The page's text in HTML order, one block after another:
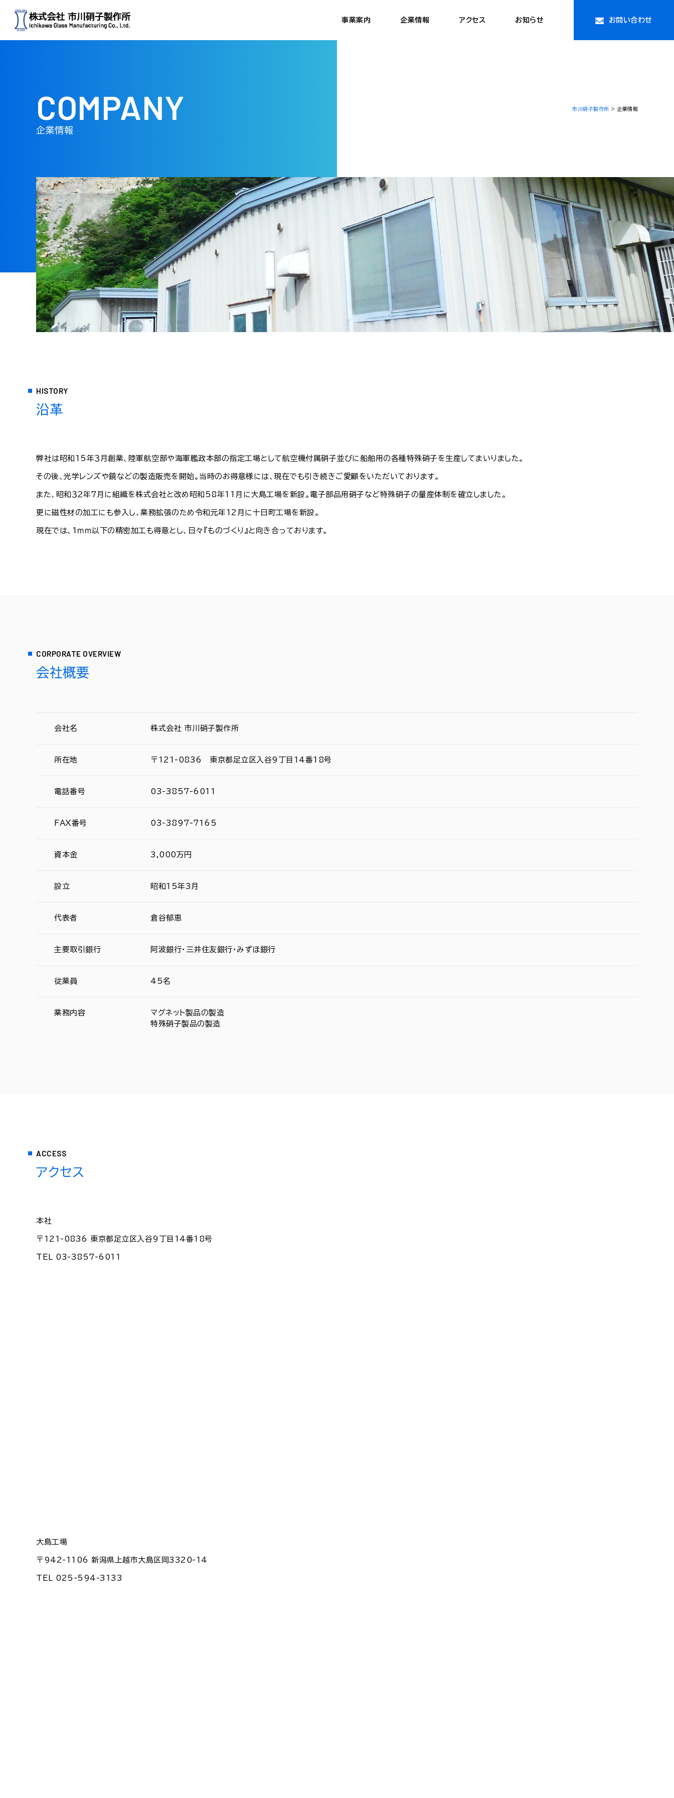
事業案内 企業情報 アクセス お知らせ お問い合わせ
COMPANY
企業情報
市川硝子製作所 > 企業情報
HISTORY
沿革
弊社は昭和15年３月創業、陸軍航空部や海軍艦政本部の指定工場として航空機付属硝子並びに船舶用の各種特殊硝子を生産してまいりました。
その後、光学レンズや鏡などの製造販売を開始。当時のお得意様には、現在でも引き続きご愛顧をいただいております。
また、昭和３２年7月に組織を株式会社と改め昭和58年11月に大島工場を新設。電子部品用硝子など特殊硝子の量産体制を確立しました。
更に磁性材の加工にも参入し、業務拡張のため令和元年12月に十日町工場を新設。
現在では、1ｍｍ以下の精密加工も得意とし、日々『ものづくり』と向き合っております。
CORPORATE OVERVIEW
会社概要
会社名 株式会社 市川硝子製作所
所在地 〒121-0836 東京都足立区入谷9丁目14番18号
電話番号 03-3857-6011
FAX番号 03-3897-7165
資本金 3,000万円
設立 昭和15年3月
代表者 倉谷郁恵
主要取引銀行 阿波銀行・三井住友銀行・みずほ銀行
従業員 45名
業務内容
マグネット製品の製造
特殊硝子製品の製造
ACCESS
アクセス
本社
〒121-0836 東京都足立区入谷9丁目14番18号
TEL 03-3857-6011
大島工場
〒942-1106 新潟県上越市大島区岡3320-14
TEL 025-594-3133